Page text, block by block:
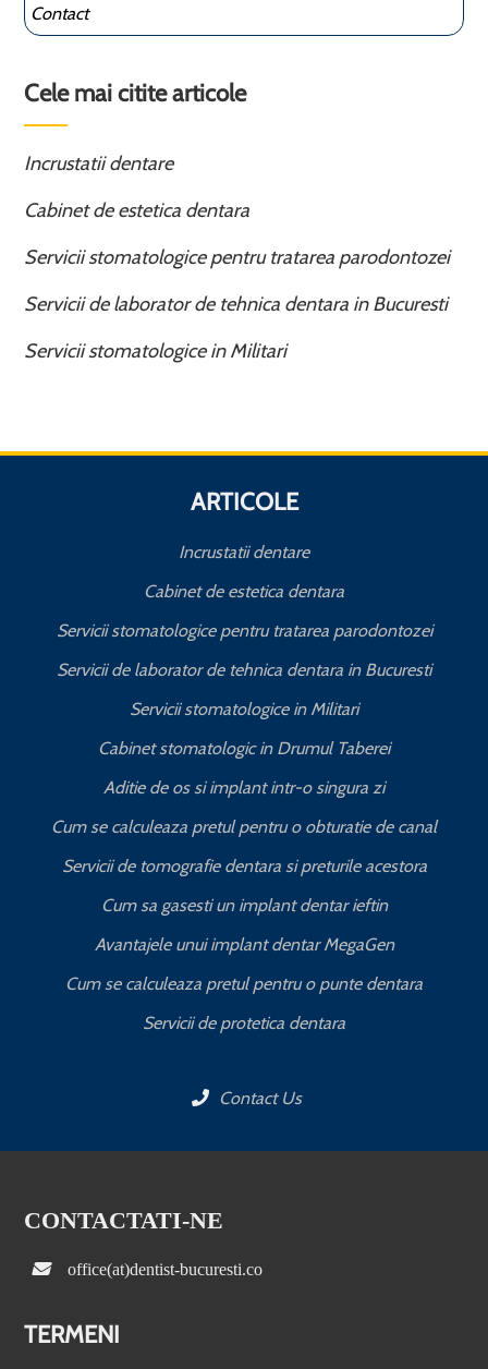
Contact
Cele mai citite articole
Incrustatii dentare
Cabinet de estetica dentara
Servicii stomatologice pentru tratarea parodontozei
Servicii de laborator de tehnica dentara in Bucuresti
Servicii stomatologice in Militari
ARTICOLE
Incrustatii dentare
Cabinet de estetica dentara
Servicii stomatologice pentru tratarea parodontozei
Servicii de laborator de tehnica dentara in Bucuresti
Servicii stomatologice in Militari
Cabinet stomatologic in Drumul Taberei
Aditie de os si implant intr-o singura zi
Cum se calculeaza pretul pentru o obturatie de canal
Servicii de tomografie dentara si preturile acestora
Cum sa gasesti un implant dentar ieftin
Avantajele unui implant dentar MegaGen
Cum se calculeaza pretul pentru o punte dentara
Servicii de protetica dentara
Contact Us
CONTACTATI-NE
office(at)dentist-bucuresti.co
TERMENI